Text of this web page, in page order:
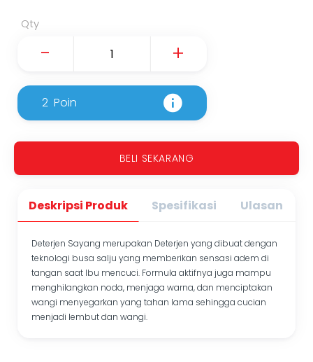
Qty
+
-
2 Poin
BELI SEKARANG
Deskripsi Produk Spesifikasi Ulasan
Deterjen Sayang merupakan Deterjen yang dibuat dengan
teknologi busa salju yang memberikan sensasi adem di
tangan saat Ibu mencuci. Formula aktifnya juga mampu
menghilangkan noda, menjaga warna, dan menciptakan
wangi menyegarkan yang tahan lama sehingga cucian
menjadi lembut dan wangi.